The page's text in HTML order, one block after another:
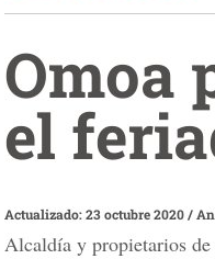
Omoa
el
Actualizado: 23 octubre 2020/
Alcaldía y propietarios de